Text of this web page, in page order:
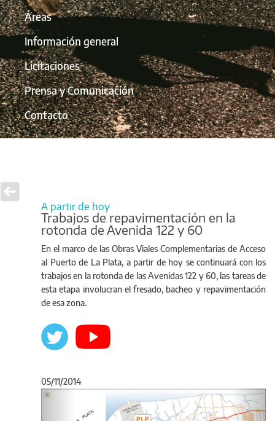
Áreas
Información general
Licitaciones
Prensa y Comunicación
Contacto
A partir de hoy
Trabajos de repavimentación en la
rotonda de Avenida 122 y 60
En el marco de las Obras Viales Complementarias de Acceso
al Puerto de La Plata, a partir de hoy se continuará con los
trabajos en la rotonda de las Avenidas 122 y 60, las tareas de
esta etapa involucran el fresado, bacheo y repavimentación
de esa zona.
05/11/2014
Anterior